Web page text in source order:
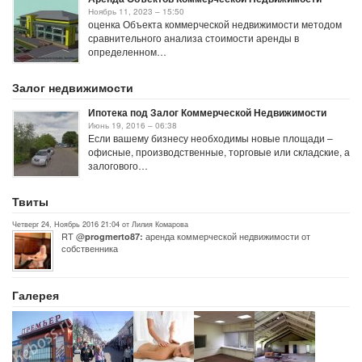
Ноябрь 11, 2023 – 15:50
оценка Объекта коммерческой недвижимости методом
сравнительного анализа стоимости аренды в
определенном…
Залог недвижимости
Ипотека под Залог Коммерческой Недвижимости
Июнь 19, 2016 – 06:38
Если вашему бизнесу необходимы новые площади –
офисные, производственные, торговые или складские, а
залогового…
Твиты
Четверг 24, Ноябрь 2016 21:04 от Лилия Комарова
RT @progmerto87: аренда коммерческой недвижимости от
собственника
Галерея